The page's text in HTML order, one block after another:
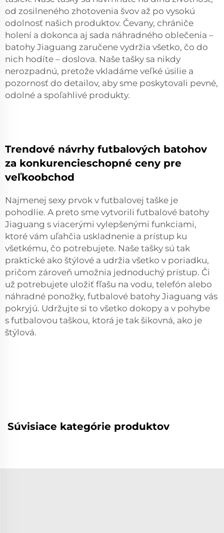
od zosilneného zhotovenia švov až po vysokú
odolnosť našich produktov. Čevany, chrániče
holení a dokonca aj sada náhradného oblečenia –
batohy Jiaguang zaručene vydržia všetko, čo do
nich hodíte – doslova. Naše tašky sa nikdy
nerozpadnú, pretože vkladáme veľké úsilie a
pozornosť do detailov, aby sme poskytovali pevné,
odolné a spoľahlivé produkty.
Trendové návrhy futbalových batohov
za konkurencieschopné ceny pre
veľkoobchod
Najmenej sexy prvok v futbalovej taške je
pohodlie. A preto sme vytvorili futbalové batohy
Jiaguang s viacerými vylepšenými funkciami,
ktoré vám uľahčia uskladnenie a prístup ku
všetkému, čo potrebujete. Naše tašky sú tak
praktické ako štýlové a udržia všetko v poriadku,
pričom zároveň umožnia jednoduchý prístup. Či
už potrebujete uložiť fľašu na vodu, telefón alebo
náhradné ponožky, futbalové batohy Jiaguang vás
pokryjú. Udržujte si to všetko dokopy a v pohybe
s futbalovou taškou, ktorá je tak šikovná, ako je
štýlová.
Súvisiace kategórie produktov